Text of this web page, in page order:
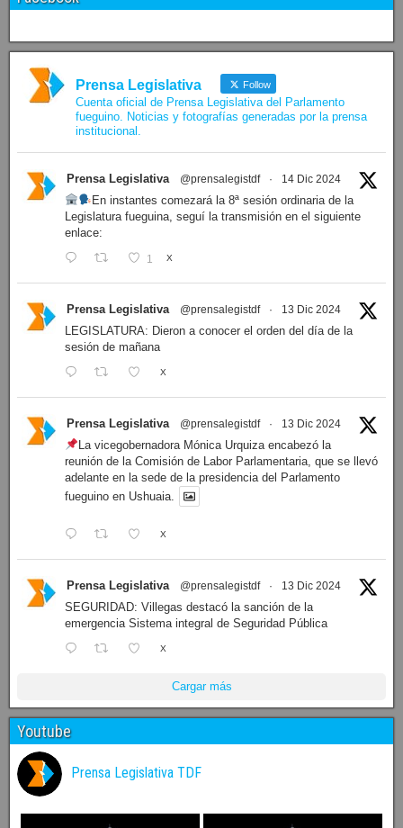
Prensa Legislativa Follow
Cuenta oficial de Prensa Legislativa del Parlamento
fueguino. Noticias y fotografías generadas por la prensa
institucional.
Prensa Legislativa @prensalegistdf · 14 Dic 2024
En instantes comezará la 8ª sesión ordinaria de la
Legislatura fueguina, seguí la transmisión en el siguiente
enlace:
1 X
Prensa Legislativa @prensalegistdf · 13 Dic 2024
LEGISLATURA: Dieron a conocer el orden del día de la
sesión de mañana
X
Prensa Legislativa @prensalegistdf · 13 Dic 2024
La vicegobernadora Mónica Urquiza encabezó la
reunión de la Comisión de Labor Parlamentaria, que se llevó
adelante en la sede de la presidencia del Parlamento
fueguino en Ushuaia.
X
Prensa Legislativa @prensalegistdf · 13 Dic 2024
SEGURIDAD: Villegas destacó la sanción de la
emergencia Sistema integral de Seguridad Pública
X
Cargar más
Youtube
Prensa Legislativa TDF